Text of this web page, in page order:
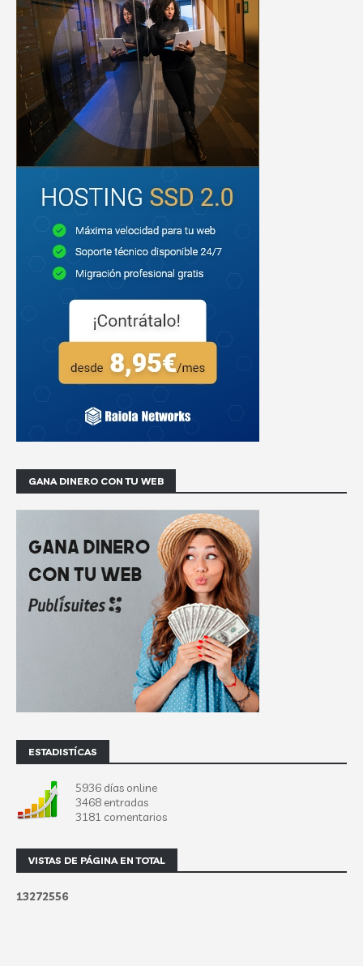
GANA DINERO CON TU WEB
ESTADISTÍCAS
5936 días online
3468 entradas
3181 comentarios
VISTAS DE PÁGINA EN TOTAL
13272556